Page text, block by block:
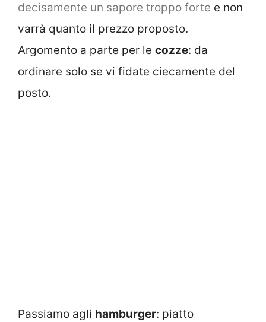
decisamente un sapore troppo forte e non
varrà quanto il prezzo proposto.
Argomento a parte per le cozze: da
ordinare solo se vi fidate ciecamente del
posto.
Passiamo agli hamburger: piatto